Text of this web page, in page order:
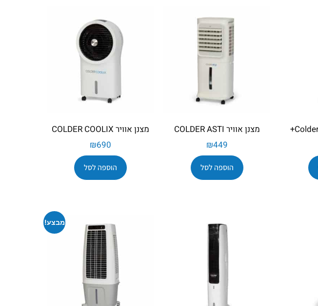
מצנן אוויר COLDER ASTI
₪449
הוספה לסל
מצנן אוויר COLDER COOLIX
₪690
הוספה לסל
מבצע!